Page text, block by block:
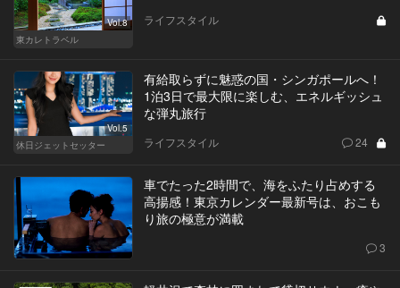
Vol.8
東カレトラベル
ライフスタイル
Vol.5
休日ジェットセッター
有給取らずに魅惑の国・シンガポールへ！
1泊3日で最大限に楽しむ、エネルギッシュ
な弾丸旅行
ライフスタイル 24
車でたった2時間で、海をふたり占めする
高揚感！東京カレンダー最新号は、おこも
り旅の極意が満載
3